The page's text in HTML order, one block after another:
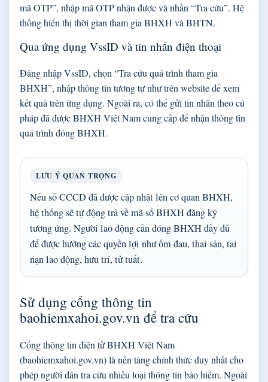
mã OTP”, nhập mã OTP nhận được và nhấn “Tra cứu”. Hệ
thống hiển thị thời gian tham gia BHXH và BHTN.
Qua ứng dụng VssID và tin nhắn điện thoại
Đăng nhập VssID, chọn “Tra cứu quá trình tham gia
BHXH”, nhập thông tin tương tự như trên website để xem
kết quả trên ứng dụng. Ngoài ra, có thể gửi tin nhắn theo cú
pháp đã được BHXH Việt Nam cung cấp để nhận thông tin
quá trình đóng BHXH.
LƯU Ý QUAN TRỌNG
Nếu số CCCD đã được cập nhật lên cơ quan BHXH,
hệ thống sẽ tự động trả về mã số BHXH đăng ký
tương ứng. Người lao động cần đóng BHXH đầy đủ
để được hưởng các quyền lợi như ốm đau, thai sản, tai
nạn lao động, hưu trí, tử tuất.
Sử dụng cổng thông tin
baohiemxahoi.gov.vn để tra cứu
Cổng thông tin điện tử BHXH Việt Nam
(baohiemxahoi.gov.vn) là nền tảng chính thức duy nhất cho
phép người dân tra cứu nhiều loại thông tin bảo hiểm. Ngoài